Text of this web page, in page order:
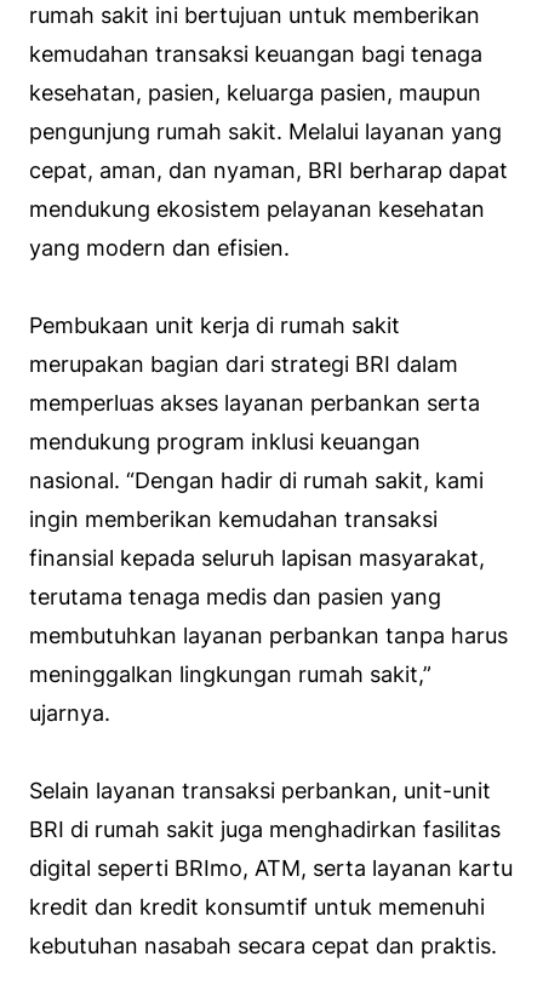
rumah sakit ini bertujuan untuk memberikan
kemudahan transaksi keuangan bagi tenaga
kesehatan, pasien, keluarga pasien, maupun
pengunjung rumah sakit. Melalui layanan yang
cepat, aman, dan nyaman, BRI berharap dapat
mendukung ekosistem pelayanan kesehatan
yang modern dan efisien.
Pembukaan unit kerja di rumah sakit
merupakan bagian dari strategi BRI dalam
memperluas akses layanan perbankan serta
mendukung program inklusi keuangan
nasional. “Dengan hadir di rumah sakit, kami
ingin memberikan kemudahan transaksi
finansial kepada seluruh lapisan masyarakat,
terutama tenaga medis dan pasien yang
membutuhkan layanan perbankan tanpa harus
meninggalkan lingkungan rumah sakit,”
ujarnya.
Selain layanan transaksi perbankan, unit-unit
BRI di rumah sakit juga menghadirkan fasilitas
digital seperti BRImo, ATM, serta layanan kartu
kredit dan kredit konsumtif untuk memenuhi
kebutuhan nasabah secara cepat dan praktis.